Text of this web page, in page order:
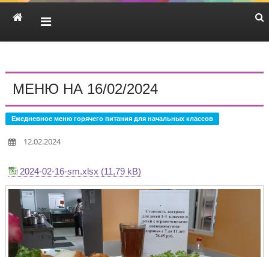
МЕНЮ НА 16/02/2024
Ежедневное меню горячего питания для начальных классов
12.02.2024
2024-02-16-sm.xlsx